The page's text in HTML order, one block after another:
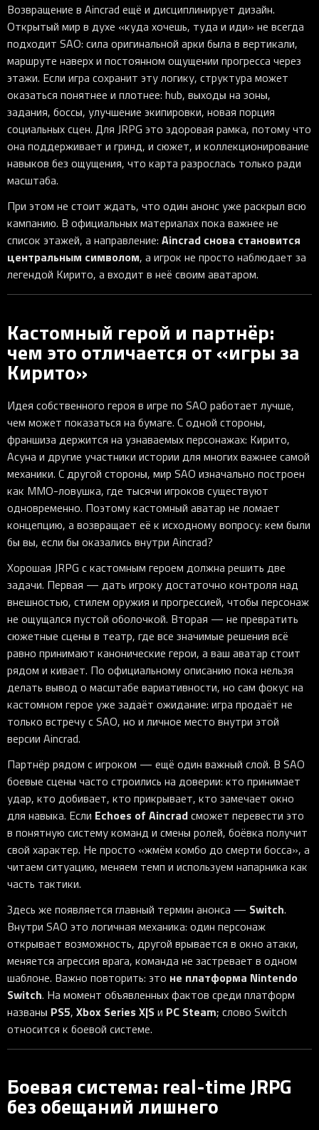
Возвращение в Aincrad ещё и дисциплинирует дизайн.
Открытый мир в духе «куда хочешь, туда и иди» не всегда
подходит SAO: сила оригинальной арки была в вертикали,
маршруте наверх и постоянном ощущении прогресса через
этажи. Если игра сохранит эту логику, структура может
оказаться понятнее и плотнее: hub, выходы на зоны,
задания, боссы, улучшение экипировки, новая порция
социальных сцен. Для JRPG это здоровая рамка, потому что
она поддерживает и гринд, и сюжет, и коллекционирование
навыков без ощущения, что карта разрослась только ради
масштаба.
При этом не стоит ждать, что один анонс уже раскрыл всю
кампанию. В официальных материалах пока важнее не
список этажей, а направление: Aincrad снова становится
центральным символом, а игрок не просто наблюдает за
легендой Кирито, а входит в неё своим аватаром.
Кастомный герой и партнёр:
чем это отличается от «игры за
Кирито»
Идея собственного героя в игре по SAO работает лучше,
чем может показаться на бумаге. С одной стороны,
франшиза держится на узнаваемых персонажах: Кирито,
Асуна и другие участники истории для многих важнее самой
механики. С другой стороны, мир SAO изначально построен
как MMO-ловушка, где тысячи игроков существуют
одновременно. Поэтому кастомный аватар не ломает
концепцию, а возвращает её к исходному вопросу: кем были
бы вы, если бы оказались внутри Aincrad?
Хорошая JRPG с кастомным героем должна решить две
задачи. Первая — дать игроку достаточно контроля над
внешностью, стилем оружия и прогрессией, чтобы персонаж
не ощущался пустой оболочкой. Вторая — не превратить
сюжетные сцены в театр, где все значимые решения всё
равно принимают канонические герои, а ваш аватар стоит
рядом и кивает. По официальному описанию пока нельзя
делать вывод о масштабе вариативности, но сам фокус на
кастомном герое уже задаёт ожидание: игра продаёт не
только встречу с SAO, но и личное место внутри этой
версии Aincrad.
Партнёр рядом с игроком — ещё один важный слой. В SAO
боевые сцены часто строились на доверии: кто принимает
удар, кто добивает, кто прикрывает, кто замечает окно
для навыка. Если Echoes of Aincradсможет перевести это
в понятную систему команд и смены ролей, боёвка получит
свой характер. Не просто «жмём комбо до смерти босса», а
читаем ситуацию, меняем темп и используем напарника как
часть тактики.
Здесь же появляется главный термин анонса — Switch.
Внутри SAO это логичная механика: один персонаж
открывает возможность, другой врывается в окно атаки,
меняется агрессия врага, команда не застревает в одном
шаблоне. Важно повторить: это не платформа Nintendo
Switch. На момент объявленных фактов среди платформ
названы PS5, Xbox Series X|Sи PC Steam; слово Switch
относится к боевой системе.
Боевая система: real-time JRPG
без обещаний лишнего